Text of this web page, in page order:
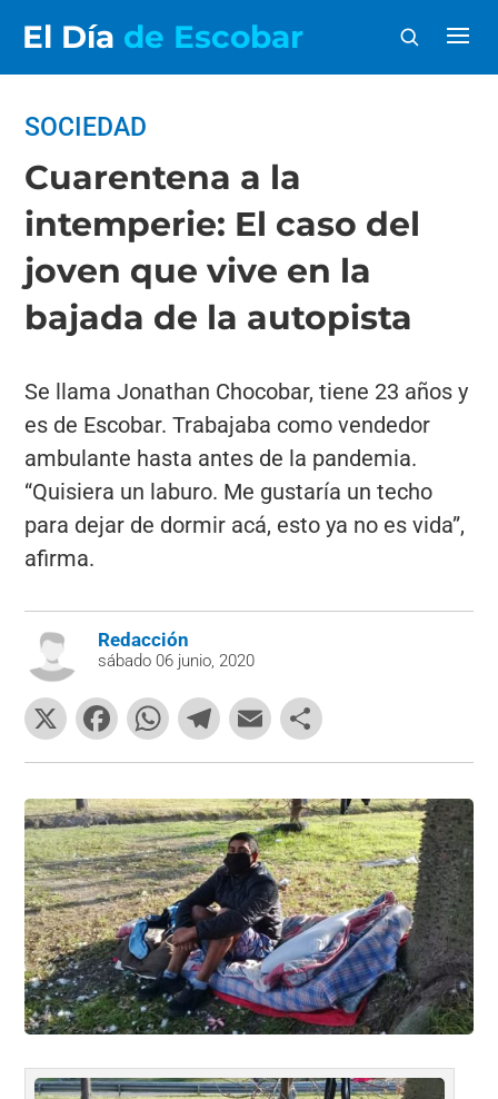
El Día de Escobar
SOCIEDAD
Cuarentena a la
intemperie: El caso del
joven que vive en la
bajada de la autopista
Se llama Jonathan Chocobar, tiene 23 años y
es de Escobar. Trabajaba como vendedor
ambulante hasta antes de la pandemia.
“Quisiera un laburo. Me gustaría un techo
para dejar de dormir acá, esto ya no es vida”,
afirma.
Redacción
sábado 06 junio, 2020
X
F
a
c
e
b
o
o
k
W
h
at
s
A
p
p
T
el
e
gr
a
m
E
m
ai
l
o
m
p
ar
tir